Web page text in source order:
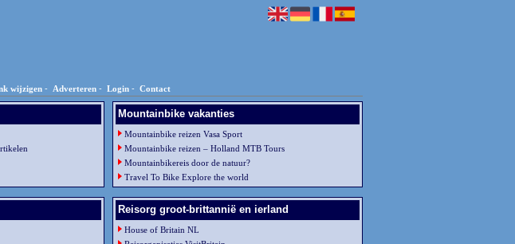
wijzigen - Adverteren - Login - Contact
Mountainbike vakanties
Mountainbike reizen Vasa Sport
Mountainbike reizen – Holland MTB Tours
Mountainbikereis door de natuur?
Travel To Bike Explore the world
Reisorg groot-brittannië en ierland
House of Britain NL